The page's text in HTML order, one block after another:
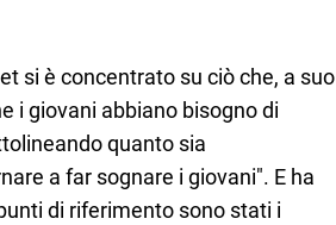
si è concentrato su ciò che, a suo
i giovani abbiano bisogno di
quanto sia
a far sognare i giovani". E ha
di riferimento sono stati i